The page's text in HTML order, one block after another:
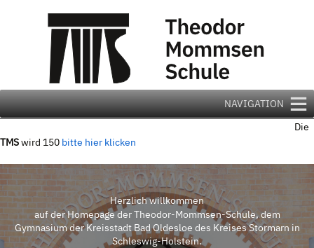
NAVIGATION
Die
TMSwird 150 bitte hier klicken
Herzlich willkommen
auf der Homepage der Theodor-Mommsen-Schule, dem
Gymnasium der Kreisstadt Bad Oldesloe des Kreises Stormarn in
Schleswig-Holstein.